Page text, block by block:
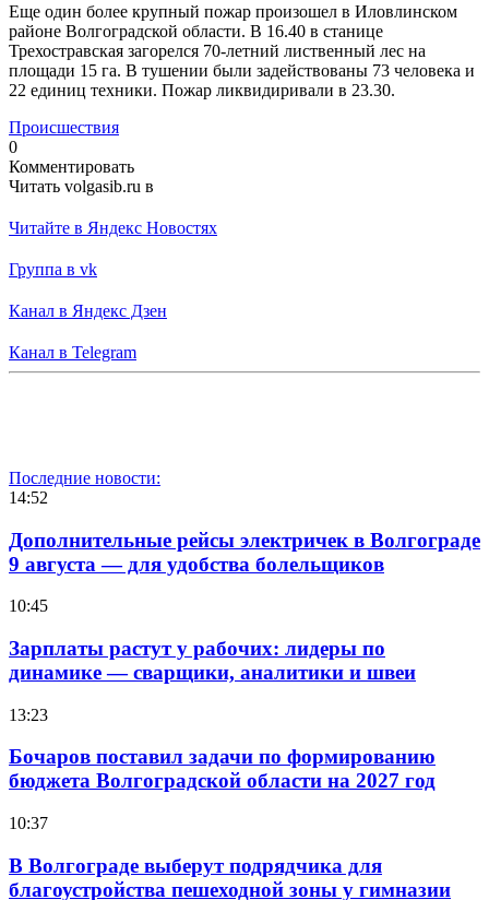
Еще один более крупный пожар произошел в Иловлинском
районе Волгоградской области. В 16.40 в станице
Трехостравская загорелся 70-летний лиственный лес на
площади 15 га. В тушении были задействованы 73 человека и
22 единиц техники. Пожар ликвидиривали в 23.30.
Происшествия
0
Комментировать
Читать volgasib.ru в
Читайте в Яндекс Новостях
Группа в vk
Канал в Яндекс Дзен
Канал в Telegram
Последние новости:
14:52
Дополнительные рейсы электричек в Волгограде
9 августа — для удобства болельщиков
10:45
Зарплаты растут у рабочих: лидеры по
динамике — сварщики, аналитики и швеи
13:23
Бочаров поставил задачи по формированию
бюджета Волгоградской области на 2027 год
10:37
В Волгограде выберут подрядчика для
благоустройства пешеходной зоны у гимназии